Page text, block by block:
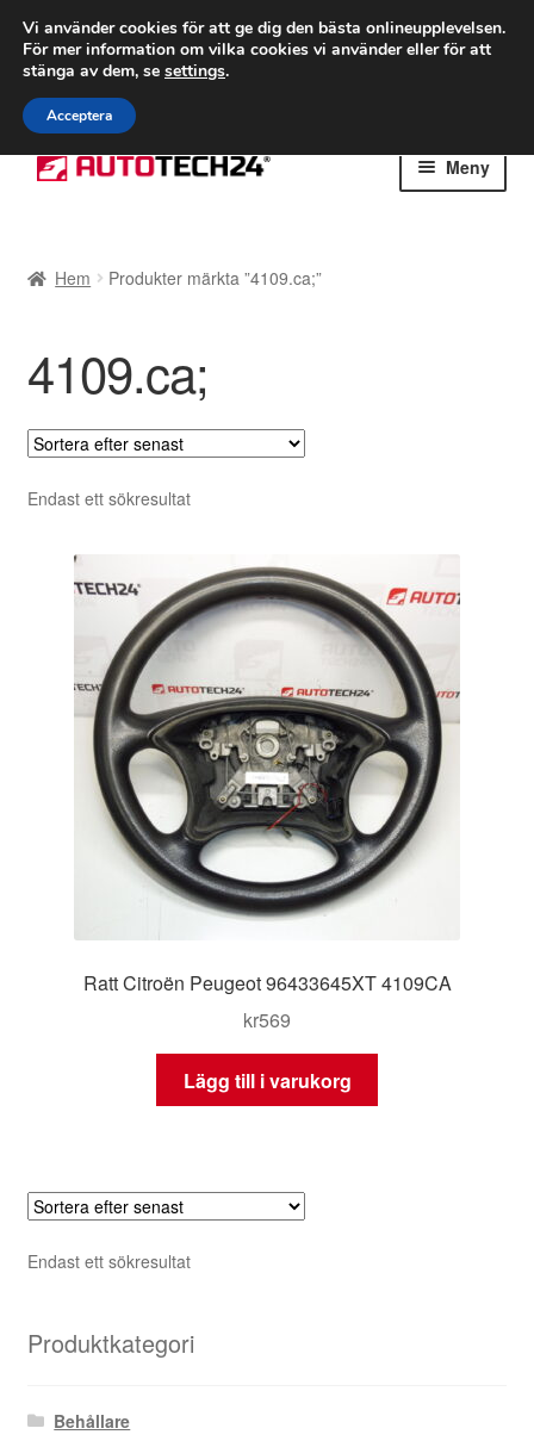
FRAKT från 75 kr
Världsomspännande frakt
Ring 766 924 713
Hoppa
till
Hoppa
till
Meny
Betalningar
Integritetspolicy
Klagomål
Kolla upp
Kontakt
Reklamationsprocedur
Transport
Världsomspännande frakt
Hem Produkter märkta ”4109.ca;”
4109.ca;
Endast ett sökresultat
Ratt Citroën Peugeot 96433645XT 4109CA
kr569
Lägg till i varukorg
Endast ett sökresultat
Produktkategori
Behållare
Vi använder cookies för att ge dig den bästa onlineupplevelsen.
För mer information om vilka cookies vi använder eller för att
stänga av dem, se settings.
Acceptera